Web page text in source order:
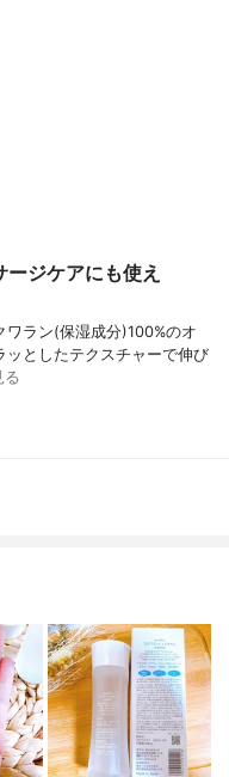
ジケアにも使え
ラン(保湿成分)100%のオ
ッとしたテクスチャーで伸び
る